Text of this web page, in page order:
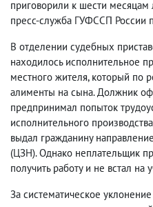
приговорили к шести
пресс-служба ГУФССП России
В отделении судебных
находилось исполнительное
местного жителя, который по
алименты на сына. Должник
предпринимал попыток
исполнительного
выдал гражданину
(ЦЗН). Однако неплательщик
получить работу и не встал на
За систематическое